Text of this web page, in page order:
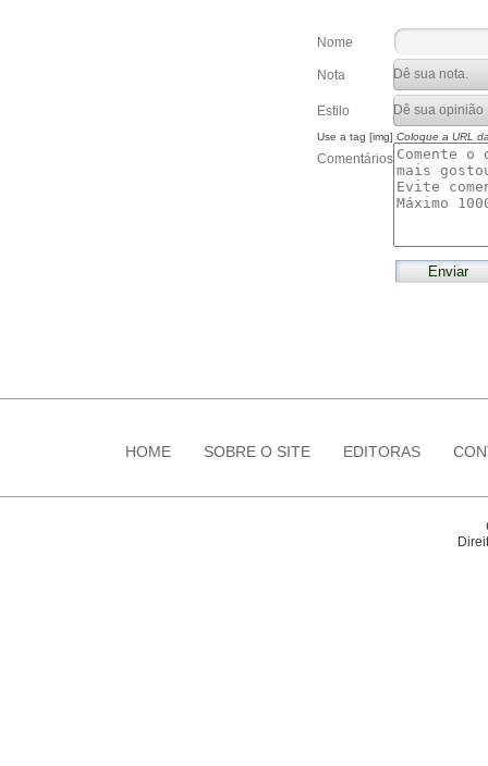
Nome
Nota
Estilo
Use a tag [img] Coloque a URL
Comentários
HOME SOBRE O SITE EDITORAS